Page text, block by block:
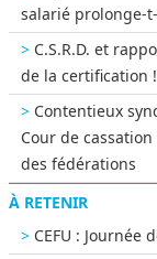
salarié prolonge-
C.S.R.D. et
de la certification
Contentieux
Cour de
des fédérations
À RETENIR
CEFU : Journée